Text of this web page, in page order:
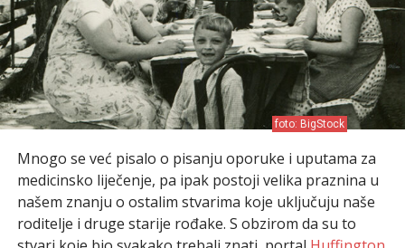
foto: BigStock
Mnogo se već pisalo o pisanju oporuke i uputama za
medicinsko liječenje, pa ipak postoji velika praznina u
našem znanju o ostalim stvarima koje uključuju naše
roditelje i druge starije rođake. S obzirom da su to